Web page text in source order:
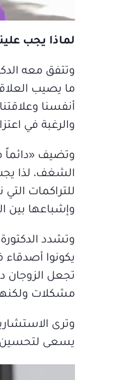
لماذا يجب
وتتفق معه
ما يصيب
أنفسنا
والرغبة في
وتضيف «دائماً
الشغف، لذا
للتراكمات
وإشباعها بين
وتشدد
يكونوا أصدقاء
تجعل الزوجان
مشكلات
وترى
يسعى لتحسين